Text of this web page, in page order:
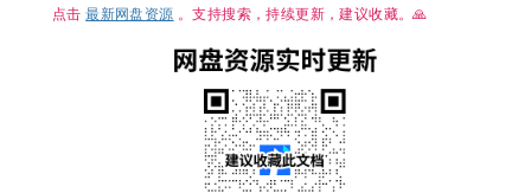
点击最新网盘资源 。支持搜索，持续更新，建议收藏。🙏